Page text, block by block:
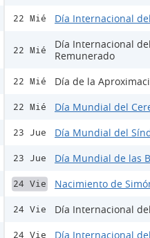
22 Mié Día Internacional
22 Mié
Día Internacional
Remunerado
22 Mié Día de la
22 Mié Día Mundial del
23 Jue Día Mundial del
23 Jue Día Mundial de las
24 Vie Nacimiento de
24 Vie Día Internacional
24 Vie Día Internacional